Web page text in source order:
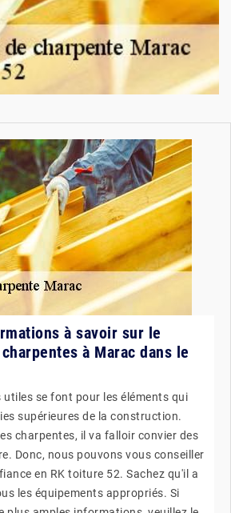
à savoir sur le
à Marac dans le
utiles se font pour les éléments qui
supérieures de la construction.
charpentes, il va falloir convier des
Donc, nous pouvons vous conseiller
en RK toiture 52. Sachez qu'il a
les équipements appropriés. Si